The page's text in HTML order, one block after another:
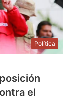
Política
el